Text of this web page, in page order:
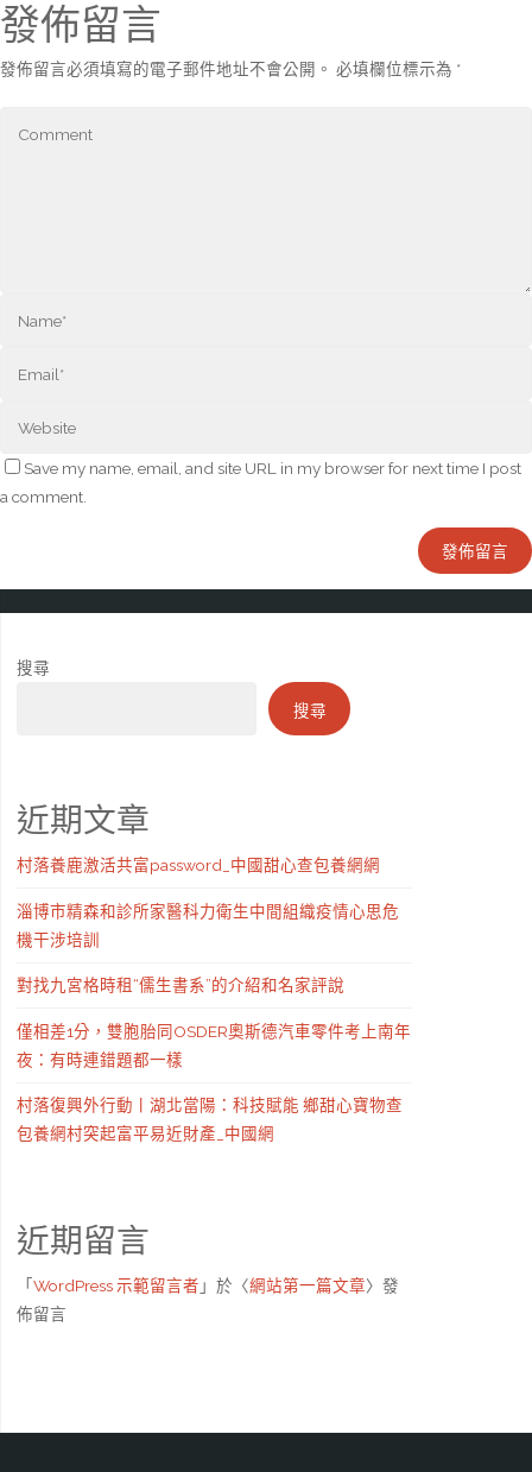
發佈留言
發佈留言必須填寫的電子郵件地址不會公開。 必填欄位標示為 *
Save my name, email, and site URL in my browser for next time I post
a comment.
搜尋
搜尋
近期文章
村落養鹿激活共富password_中國甜心查包養網網
淄博市精森和診所家醫科力衛生中間組織疫情心思危
機干涉培訓
對找九宮格時租“儒生書系”的介紹和名家評說
僅相差1分，雙胞胎同OSDER奧斯德汽車零件考上南年
夜：有時連錯題都一樣
村落復興外行動丨湖北當陽：科技賦能 鄉甜心寶物查
包養網村突起富平易近財產_中國網
近期留言
「WordPress 示範留言者 」於〈網站第一篇文章〉發
佈留言